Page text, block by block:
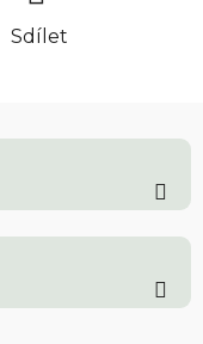
Sdílet